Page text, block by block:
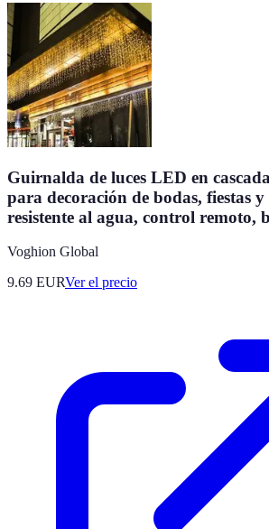
Guirnalda de luces LED en
para decoración de bodas, fiestas
resistente al agua, control remoto,
Voghion Global
9.69 EURVer el precio